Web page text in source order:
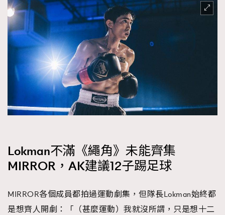
Lokman不滿《繩角》未能齊集
MIRROR，AK建議12子踢足球
MIRROR各個成員都拍過運動劇集，但隊長Lokman始終都
是想齊人開劇：「（甚麼運動）我就沒所謂，只是想十二